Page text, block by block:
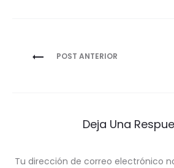
Navegación
POST ANTERIOR
Deja Una
Tu dirección de correo electrónico